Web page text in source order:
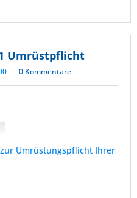
Umrüstpflicht
0 Kommentare
Umrüstungspflicht Ihrer